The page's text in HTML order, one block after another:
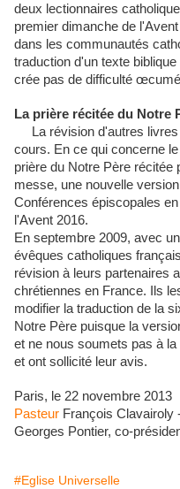
deux lectionnaires
premier dimanche de
dans les communautés
traduction d'un texte
crée pas de difficulté
La prière récitée du Notre
La révision d'autres livres
cours. En ce qui concerne
prière du Notre Père récitée
messe, une nouvelle
Conférences épiscopales
l'Avent 2016.
En septembre 2009, avec
évêques catholiques
révision à leurs partenaires
chrétiennes en France. Ils
modifier la traduction de la
Notre Père puisque la
et ne nous soumets pas à
et ont sollicité leur avis.
Paris, le 22 novembre 2013
Pasteur François Clavairoly
Georges Pontier, co-
#Eglise Universelle